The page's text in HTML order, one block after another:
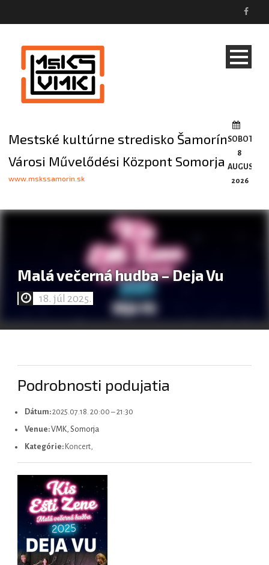
Mestské kultúrne stredisko Šamorín
Városi Művelődési Központ Somorja
www.mskssamorin.sk
SOBOTA,
8
AUGUSTA,
2026
Malá večerná hudba – Deja Vu
18. júl 2025.
Podrobnosti podujatia
Dátum:2025.07.18. 20:00–21:30
Venue:VMK, Somorja
Kategórie: Koncert,